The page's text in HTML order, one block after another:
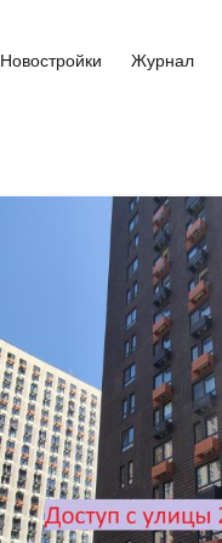
Новостройки Журнал